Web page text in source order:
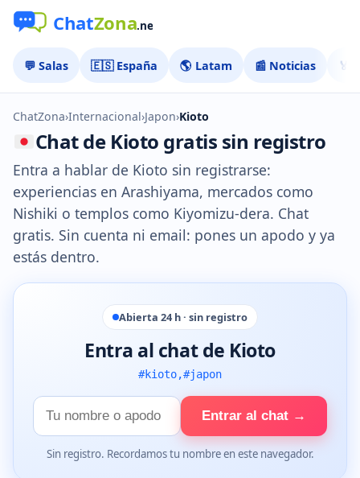
💬 Salas 🇪🇸 España 🌎 Latam 📰 Noticias 🏅
ChatZona›Internacional›Japon›Kioto
Chat de Kioto gratis sin registro
Entra a hablar de Kioto sin registrarse:
experiencias en Arashiyama, mercados como
Nishiki o templos como Kiyomizu-dera. Chat
gratis. Sin cuenta ni email: pones un apodo y ya
estás dentro.
Abierta 24 h · sin registro
Entra al chat de Kioto
#kioto,#japon
Tu
nombre
Entrar al chat →
Sin registro. Recordamos tu nombre en este navegador.